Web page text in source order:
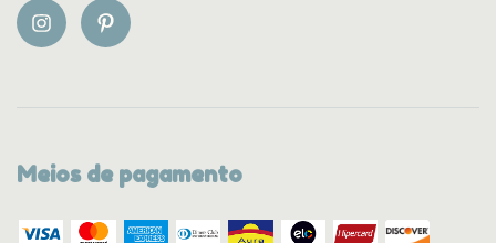
Meios de pagamento